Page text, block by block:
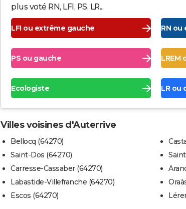
plus voté RN, LFI, PS, LR...
LFI ou extrême gauche RN
PS ou gauche LREM
Ecologiste LR ou
Villes voisines d'Auterrive
Bellocq (64270)
Saint-Dos (64270)
Carresse-Cassaber (64270)
Labastide-Villefranche (64270)
Escos (64270)